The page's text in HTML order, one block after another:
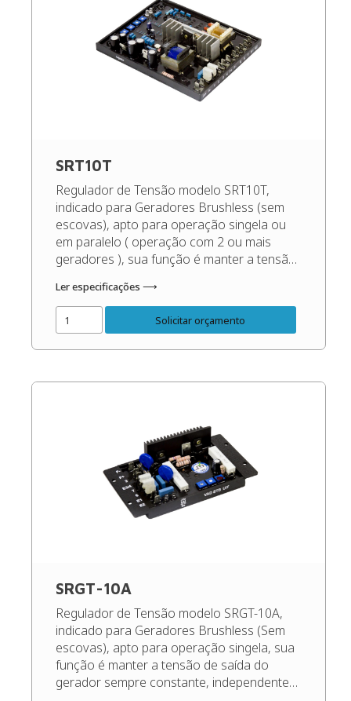
SRT10T
Regulador de Tensão modelo SRT10T,
indicado para Geradores Brushless (sem
escovas), apto para operação singela ou
em paralelo ( operação com 2 ou mais
geradores ), sua função é manter a tensão
independente das oscilações de carga e
rotação, dentro dos patamares corretos do
gerador. Código do Produto: 49828 Confira
[…]
Ler especificações ⟶
Solicitar orçamento
SRGT-10A
Regulador de Tensão modelo SRGT-10A,
indicado para Geradores Brushless (Sem
escovas), apto para operação singela, sua
função é manter a tensão de saída do
gerador sempre constante, independente